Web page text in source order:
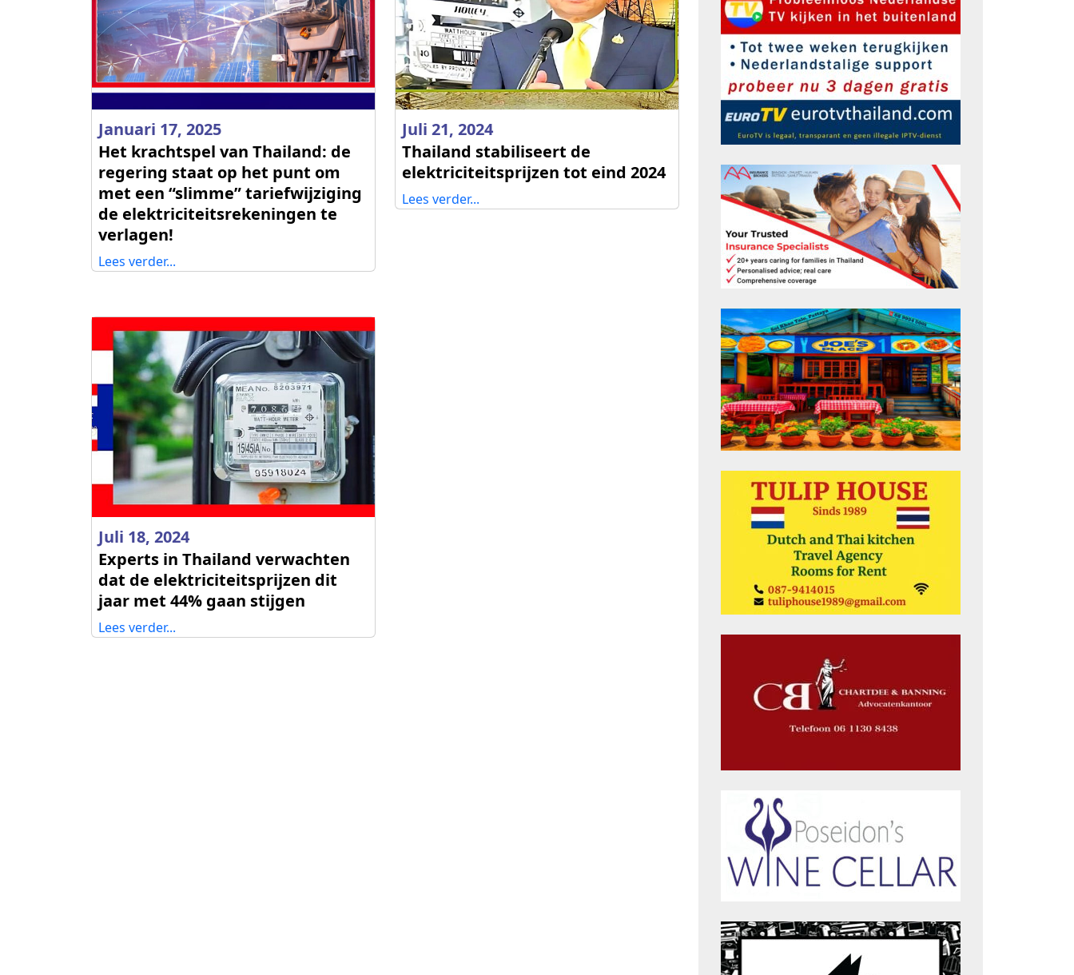
Januari 17, 2025
Het krachtspel van Thailand: de
regering staat op het punt om
met een “slimme” tariefwijziging
de elektriciteitsrekeningen te
verlagen!
Lees verder...
Juli 21, 2024
Thailand stabiliseert de
elektriciteitsprijzen tot eind 2024
Lees verder...
Juli 18, 2024
Experts in Thailand verwachten
dat de elektriciteitsprijzen dit
jaar met 44% gaan stijgen
Lees verder...